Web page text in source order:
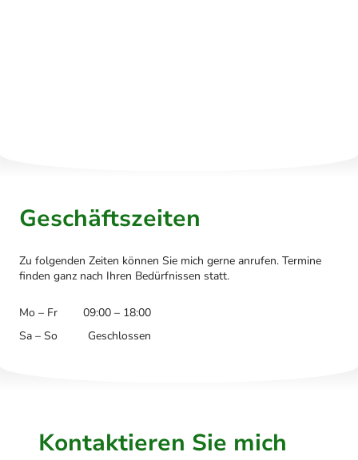
Geschäftszeiten
Zu folgenden Zeiten können Sie mich gerne anrufen. Termine
finden ganz nach Ihren Bedürfnissen statt.
Mo – Fr
09:00 – 18:00
Sa – So
Geschlossen
Kontaktieren Sie mich